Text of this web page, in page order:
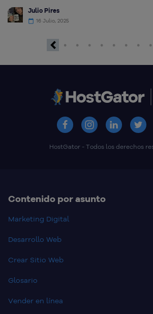
Julio Pires
16 Julio, 2025
HostGator - Todos los derechos
Contenido por asunto
Marketing Digital
Desarrollo Web
Crear Sitio Web
Glosario
Vender en línea